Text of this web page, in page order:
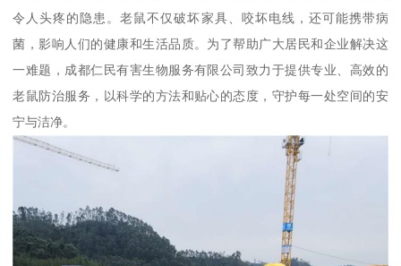
令人头疼的隐患。老鼠不仅破坏家具、咬坏电线，还可能携带病
菌，影响人们的健康和生活品质。为了帮助广大居民和企业解决这
一难题，成都仁民有害生物服务有限公司致力于提供专业、高效的
老鼠防治服务，以科学的方法和贴心的态度，守护每一处空间的安
宁与洁净。